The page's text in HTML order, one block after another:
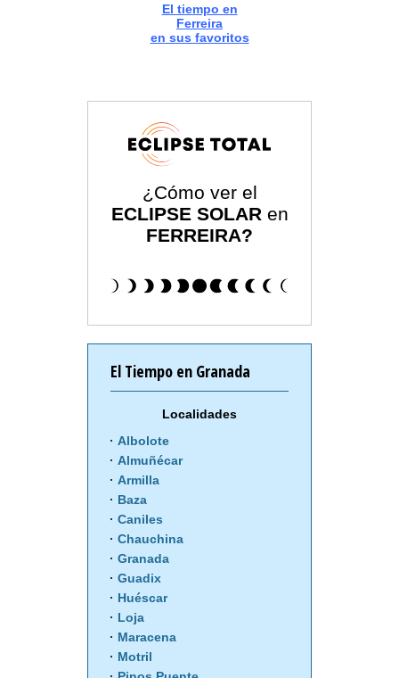
El tiempo en
Ferreira
en sus favoritos
¿Cómo ver el
ECLIPSE SOLAR en
FERREIRA?
El Tiempo en Granada
Localidades
Albolote
Almuñécar
Armilla
Baza
Caniles
Chauchina
Granada
Guadix
Huéscar
Loja
Maracena
Motril